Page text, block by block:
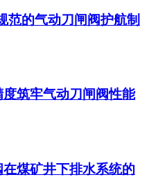
范的气动刀闸阀护航制
筑牢气动刀闸阀性能
煤矿井下排水系统的